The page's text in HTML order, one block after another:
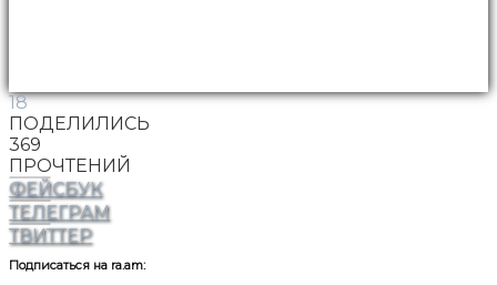
18
ПОДЕЛИЛИСЬ
369
ПРОЧТЕНИЙ
ФЕЙСБУК
ТЕЛЕГРАМ
ТВИТТЕР
Подписаться на ra.am: